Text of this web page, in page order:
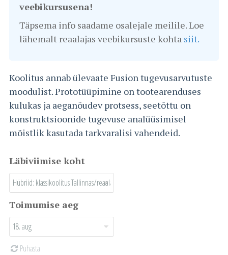
veebikursusena!
Täpsema info saadame osalejale meilile. Loe
lähemalt reaalajas veebikursuste kohta siit.
Koolitus annab ülevaate Fusion tugevusarvutuste
moodulist. Prototüüpimine on tootearenduses
kulukas ja aeganõudev protsess, seetõttu on
konstruktsioonide tugevuse analüüsimisel
mõistlik kasutada tarkvaralisi vahendeid.
Läbiviimise koht
Toimumise aeg
Puhasta